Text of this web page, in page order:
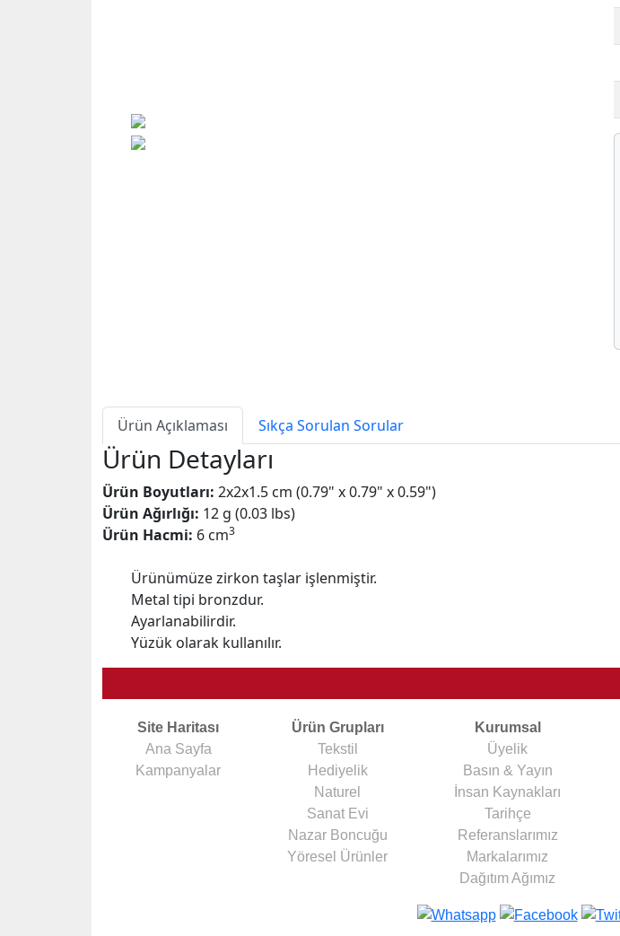
Ürün Açıklaması Sıkça Sorulan Sorular
Ürün Detayları
Ürün Boyutları: 2x2x1.5 cm (0.79" x 0.79" x 0.59")
Ürün Ağırlığı: 12 g (0.03 lbs)
Ürün Hacmi: 6 cm3
Ürünümüze zirkon taşlar işlenmiştir.
Metal tipi bronzdur.
Ayarlanabilirdir.
Yüzük olarak kullanılır.
Site Haritası
Ana Sayfa
Kampanyalar
Ürün Grupları
Tekstil
Hediyelik
Naturel
Sanat Evi
Nazar Boncuğu
Yöresel Ürünler
Kurumsal
Üyelik
Basın & Yayın
İnsan Kaynakları
Tarihçe
Referanslarımız
Markalarımız
Dağıtım Ağımız